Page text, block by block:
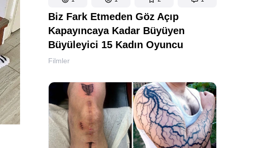
Biz Fark Etmeden Göz Açıp
Kapayıncaya Kadar Büyüyen
Büyüleyici 15 Kadın Oyuncu
Filmler